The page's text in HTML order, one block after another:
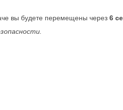
вы будете перемещены через 6